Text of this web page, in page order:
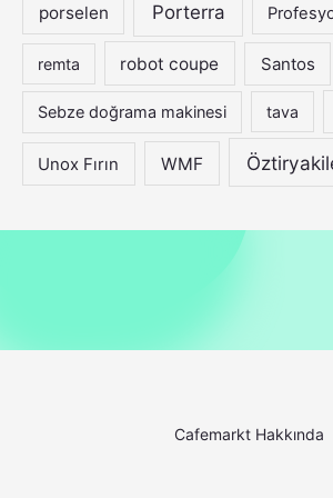
porselen Porterra
remta robot coupe Santos
Sebze doğrama makinesi tava
Unox Fırın WMF
Cafemarkt Hakkında